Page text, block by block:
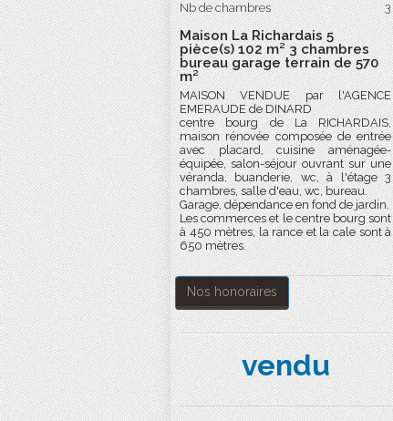
Nb de chambres
3
Maison La Richardais 5
pièce(s) 102 m² 3 chambres
bureau garage terrain de 570
m²
MAISON VENDUE par l'AGENCE
EMERAUDE de DINARD
centre bourg de La RICHARDAIS,
maison rénovée composée de entrée
avec placard, cuisine aménagée-
équipée, salon-séjour ouvrant sur une
véranda, buanderie, wc, à l'étage 3
chambres, salle d'eau, wc, bureau.
Garage, dépendance en fond de jardin.
Les commerces et le centre bourg sont
à 450 mètres, la rance et la cale sont à
650 mètres.
Nos honoraires
vendu